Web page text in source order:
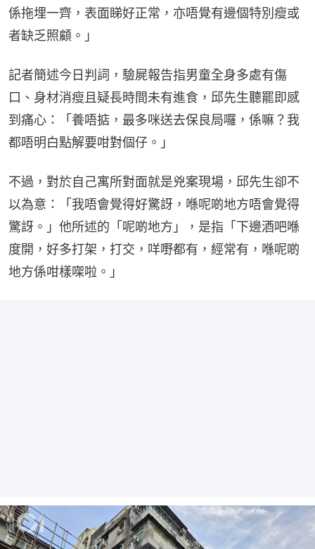
係拖埋一齊，表面睇好正常，亦唔覺有邊個特別瘦或
者缺乏照顧。」
記者簡述今日判詞，驗屍報告指男童全身多處有傷
口、身材消瘦且疑長時間未有進食，邱先生聽罷即感
到痛心：「養唔掂，最多咪送去保良局囉，係嘛？我
都唔明白點解要咁對個仔。」
不過，對於自己寓所對面就是兇案現場，邱先生卻不
以為意：「我唔會覺得好驚訝，喺呢啲地方唔會覺得
驚訝。」他所述的「呢啲地方」，是指「下邊酒吧喺
度開，好多打架，打交，咩嘢都有，經常有，喺呢啲
地方係咁樣㗎啦。」